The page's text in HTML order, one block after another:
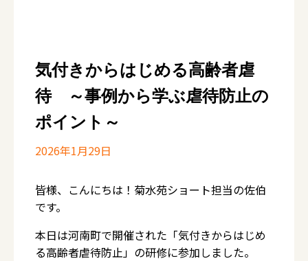
気付きからはじめる高齢者虐
待 ～事例から学ぶ虐待防止の
ポイント～
2026年1月29日
皆様、こんにちは！菊水苑ショート担当の佐伯
です。
本日は河南町で開催された「気付きからはじめ
る高齢者虐待防止」の研修に参加しました。